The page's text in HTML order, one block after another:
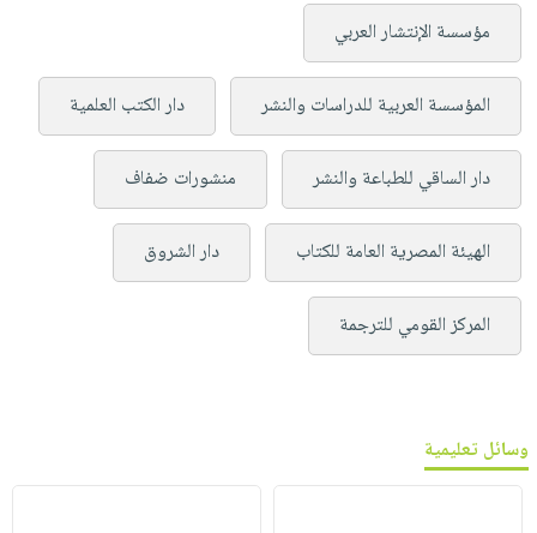
مؤسسة الإنتشار العربي
المؤسسة العربية للدراسات والنشر دار الكتب العلمية
دار الساقي للطباعة والنشر منشورات ضفاف
الهيئة المصرية العامة للكتاب دار الشروق
المركز القومي للترجمة
وسائل تعليمية